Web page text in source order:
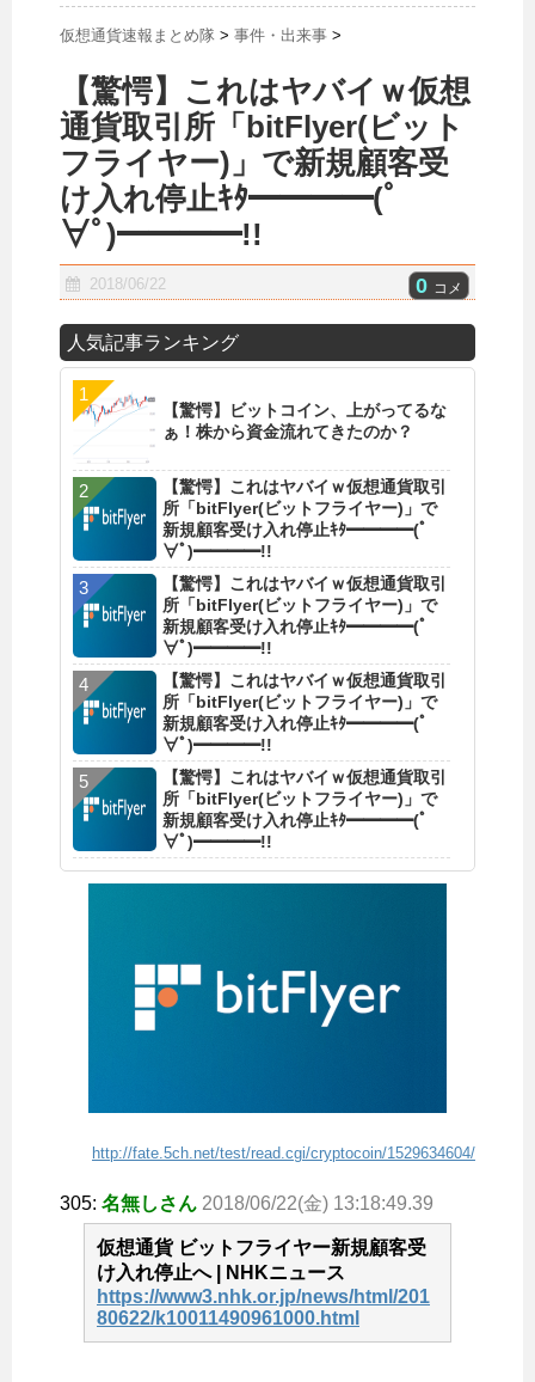
仮想通貨速報まとめ隊 > 事件・出来事 >
【驚愕】これはヤバイｗ仮想
通貨取引所「bitFlyer(ビット
フライヤー)」で新規顧客受
け入れ停止ｷﾀ━━━━(ﾟ
∀ﾟ)━━━━!!
2018/06/22 0 コメ
人気記事ランキング
【驚愕】ビットコイン、上がってるな
ぁ！株から資金流れてきたのか？
【驚愕】これはヤバイｗ仮想通貨取引
所「bitFlyer(ビットフライヤー)」で
新規顧客受け入れ停止ｷﾀ━━━━(ﾟ
∀ﾟ)━━━━!!
【驚愕】これはヤバイｗ仮想通貨取引
所「bitFlyer(ビットフライヤー)」で
新規顧客受け入れ停止ｷﾀ━━━━(ﾟ
∀ﾟ)━━━━!!
【驚愕】これはヤバイｗ仮想通貨取引
所「bitFlyer(ビットフライヤー)」で
新規顧客受け入れ停止ｷﾀ━━━━(ﾟ
∀ﾟ)━━━━!!
【驚愕】これはヤバイｗ仮想通貨取引
所「bitFlyer(ビットフライヤー)」で
新規顧客受け入れ停止ｷﾀ━━━━(ﾟ
∀ﾟ)━━━━!!
http://fate.5ch.net/test/read.cgi/cryptocoin/1529634604/
305: 名無しさん 2018/06/22(金) 13:18:49.39
仮想通貨 ビットフライヤー新規顧客受
け入れ停止へ | NHKニュース
https://www3.nhk.or.jp/news/html/201
80622/k10011490961000.html